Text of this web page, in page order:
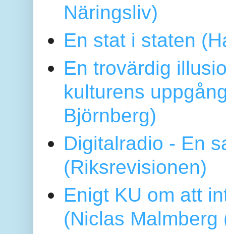
Näringsliv)
En stat i staten
En trovärdig
kulturens
Björnberg)
Digitalradio - En
(Riksrevisionen)
Enigt KU om att
(Niclas